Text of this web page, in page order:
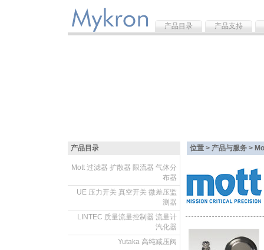
产品目录 产品支持
产品目录 位置 > 产品与服务 >
Mott 过滤器 扩散器 限流器 气体分
布器
UE 压力开关 真空开关 微差压监
测器
LINTEC 质量流量控制器 流量计
汽化器
Yutaka 高纯减压阀